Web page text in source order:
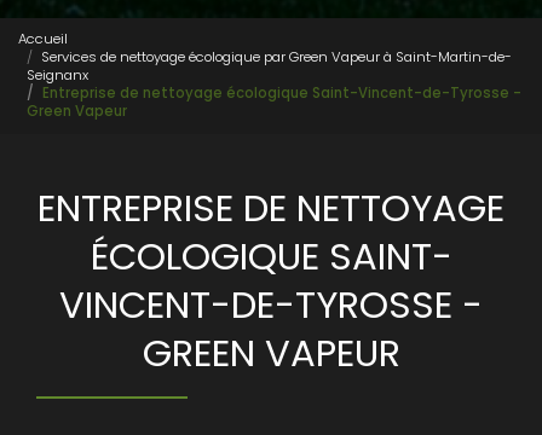
Accueil
Services de nettoyage écologique par Green Vapeur à Saint-Martin-de-
Seignanx
Entreprise de nettoyage écologique Saint-Vincent-de-Tyrosse -
Green Vapeur
ENTREPRISE DE NETTOYAGE
ÉCOLOGIQUE SAINT-
VINCENT-DE-TYROSSE -
GREEN VAPEUR